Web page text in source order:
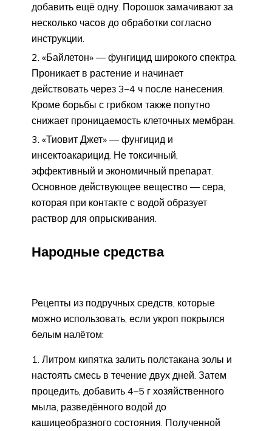
добавить ещё одну. Порошок замачивают за
несколько часов до обработки согласно
инструкции.
«Байлетон» — фунгицид широкого спектра.
Проникает в растение и начинает
действовать через 3–4 ч после нанесения.
Кроме борьбы с грибком также попутно
снижает проницаемость клеточных мембран.
«Тиовит Джет» — фунгицид и
инсектоакарицид. Не токсичный,
эффективный и экономичный препарат.
Основное действующее вещество — сера,
которая при контакте с водой образует
раствор для опрыскивания.
Народные средства
Рецепты из подручных средств, которые
можно использовать, если укроп покрылся
белым налётом:
Литром кипятка залить полстакана золы и
настоять смесь в течение двух дней. Затем
процедить, добавить 4–5 г хозяйственного
мыла, разведённого водой до
кашицеобразного состояния. Полученной